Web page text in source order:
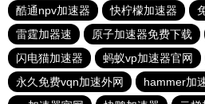
酷通npv加速器
快柠檬加速器
雷霆加器速
原子加速器免费下载
闪电猫加速器
蚂蚁vp加速器官网
永久免费vqn加速外网
hammer加